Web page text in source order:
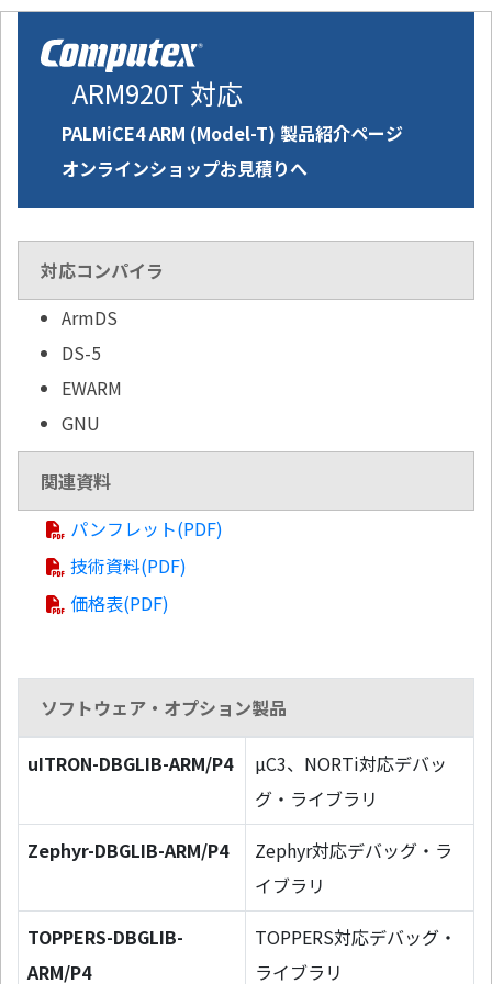
ARM920T 対応
PALMiCE4 ARM (Model-T) 製品紹介ページ
オンラインショップお見積りへ
対応コンパイラ
ArmDS
DS-5
EWARM
GNU
関連資料
パンフレット(PDF)
技術資料(PDF)
価格表(PDF)
ソフトウェア・オプション製品
uITRON-DBGLIB-ARM/P4
µC3、NORTi対応デバッ
グ・ライブラリ
Zephyr-DBGLIB-ARM/P4
Zephyr対応デバッグ・ラ
イブラリ
TOPPERS-DBGLIB-
ARM/P4
TOPPERS対応デバッグ・
ライブラリ